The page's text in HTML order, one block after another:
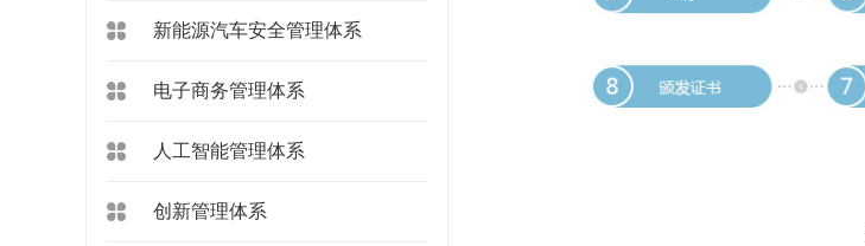
新能源汽车安全管理体系
电子商务管理体系
人工智能管理体系
创新管理体系